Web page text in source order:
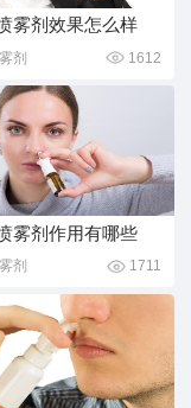
雾剂效果怎么样
剂 1612
雾剂作用有哪些
剂 1711